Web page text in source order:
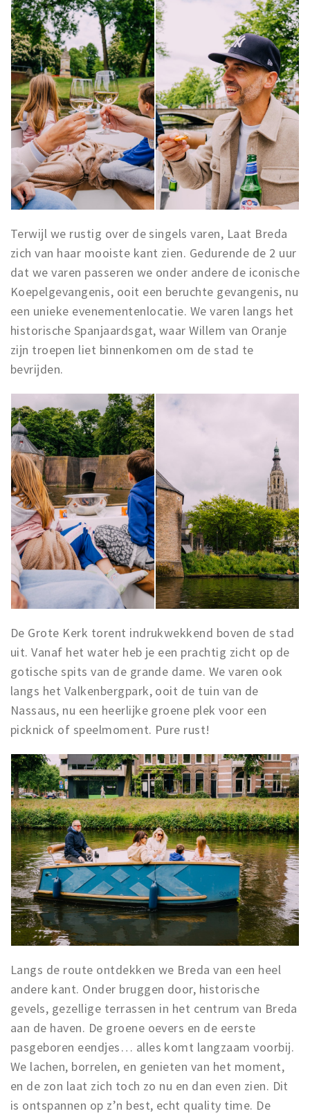
Terwijl we rustig over de singels varen, Laat Breda
zich van haar mooiste kant zien. Gedurende de 2 uur
dat we varen passeren we onder andere de iconische
Koepelgevangenis, ooit een beruchte gevangenis, nu
een unieke evenementenlocatie. We varen langs het
historische Spanjaardsgat, waar Willem van Oranje
zijn troepen liet binnenkomen om de stad te
bevrijden.
De Grote Kerk torent indrukwekkend boven de stad
uit. Vanaf het water heb je een prachtig zicht op de
gotische spits van de grande dame. We varen ook
langs het Valkenbergpark, ooit de tuin van de
Nassaus, nu een heerlijke groene plek voor een
picknick of speelmoment. Pure rust!
Langs de route ontdekken we Breda van een heel
andere kant. Onder bruggen door, historische
gevels, gezellige terrassen in het centrum van Breda
aan de haven. De groene oevers en de eerste
pasgeboren eendjes… alles komt langzaam voorbij.
We lachen, borrelen, en genieten van het moment,
en de zon laat zich toch zo nu en dan even zien. Dit
is ontspannen op z’n best, echt quality time. De